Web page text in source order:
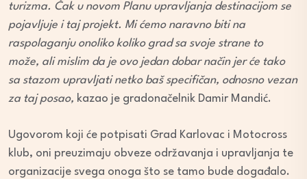
turizma. Čak u novom Planu upravljanja destinacijom se
pojavljuje i taj projekt. Mi ćemo naravno biti na
raspolaganju onoliko koliko grad sa svoje strane to
može, ali mislim da je ovo jedan dobar način jer će tako
sa stazom upravljati netko baš specifičan, odnosno vezan
za taj posao, kazao je gradonačelnik Damir Mandić.
Ugovorom koji će potpisati Grad Karlovac i Motocross
klub, oni preuzimaju obveze održavanja i upravljanja te
organizacije svega onoga što se tamo bude događalo.